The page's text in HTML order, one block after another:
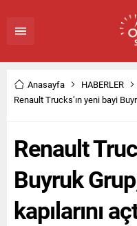
Anasayfa
HABERLER
Renault Trucks’ın yeni bayi
Renault
Buyruk
kapılarını